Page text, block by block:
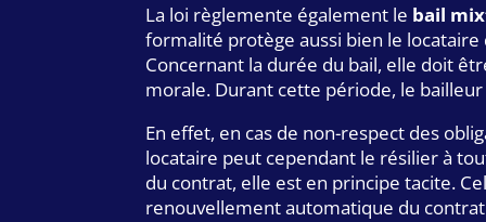
La loi règlemente également le bail
formalité protège aussi bien le
Concernant la durée du bail, elle doit
morale. Durant cette période, le
En effet, en cas de non-respect des
locataire peut cependant le résilier à
du contrat, elle est en principe tacite.
renouvellement automatique du